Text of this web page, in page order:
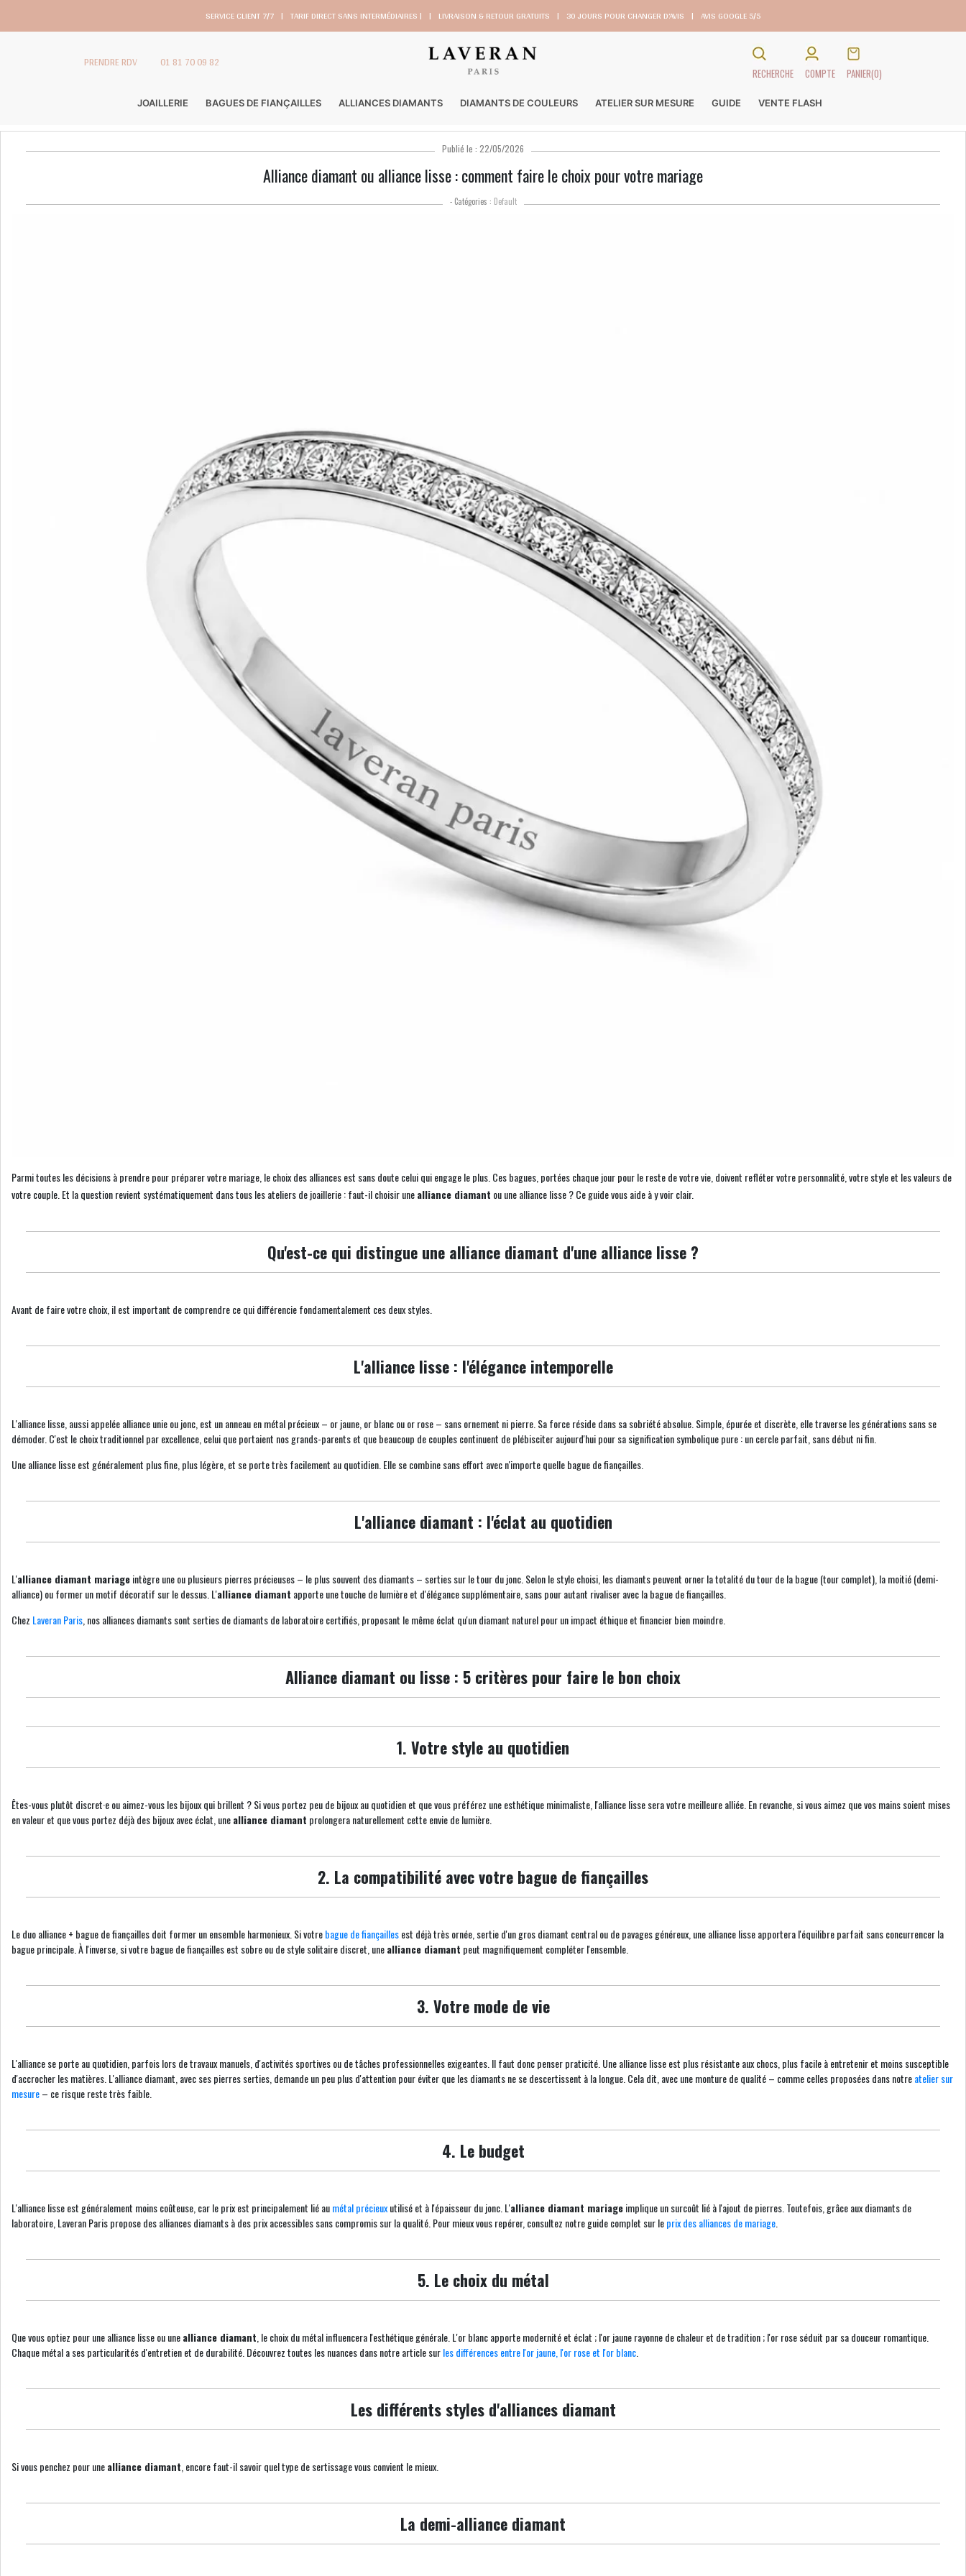
SERVICE CLIENT 7/7 | TARIF DIRECT SANS INTERMÉDIAIRES | | LIVRAISON & RETOUR GRATUITS | 30 JOURS POUR CHANGER D’AVIS | AVIS GOOGLE 5/5
PRENDRE RDV 01 81 70 09 82
RECHERCHE COMPTE PANIER(0)
JOAILLERIE BAGUES DE FIANÇAILLES ALLIANCES DIAMANTS DIAMANTS DE COULEURS ATELIER SUR MESURE GUIDE VENTE FLASH
Publié le : 22/05/2026
Alliance diamant ou alliance lisse : comment faire le choix pour votre mariage
- Catégories : Default
Parmi toutes les décisions à prendre pour préparer votre mariage, le choix des alliances est sans doute celui qui engage le plus. Ces bagues, portées chaque jour pour le reste de votre vie, doivent refléter votre personnalité, votre style et les valeurs de
votre couple. Et la question revient systématiquement dans tous les ateliers de joaillerie : faut-il choisir unealliance diamant ou une alliance lisse ? Ce guide vous aide à y voir clair.
Qu'est-ce qui distingue une alliance diamant d'une alliance lisse ?
Avant de faire votre choix, il est important de comprendre ce qui différencie fondamentalement ces deux styles.
L'alliance lisse : l'élégance intemporelle
L'alliance lisse, aussi appelée alliance unie ou jonc, est un anneau en métal précieux – or jaune, or blanc ou or rose – sans ornement ni pierre. Sa force réside dans sa sobriété absolue. Simple, épurée et discrète, elle traverse les générations sans se
démoder. C'est le choix traditionnel par excellence, celui que portaient nos grands-parents et que beaucoup de couples continuent de plébisciter aujourd'hui pour sa signification symbolique pure : un cercle parfait, sans début ni fin.
Une alliance lisse est généralement plus fine, plus légère, et se porte très facilement au quotidien. Elle se combine sans effort avec n'importe quelle bague de fiançailles.
L'alliance diamant : l'éclat au quotidien
L'alliance diamant mariageintègre une ou plusieurs pierres précieuses – le plus souvent des diamants – serties sur le tour du jonc. Selon le style choisi, les diamants peuvent orner la totalité du tour de la bague (tour complet), la moitié (demi-
alliance) ou former un motif décoratif sur le dessus. L'alliance diamant apporte une touche de lumière et d'élégance supplémentaire, sans pour autant rivaliser avec la bague de fiançailles.
Chez Laveran Paris , nos alliances diamants sont serties de diamants de laboratoire certifiés, proposant le même éclat qu'un diamant naturel pour un impact éthique et financier bien moindre.
Alliance diamant ou lisse : 5 critères pour faire le bon choix
1. Votre style au quotidien
Êtes-vous plutôt discret·e ou aimez-vous les bijoux qui brillent ? Si vous portez peu de bijoux au quotidien et que vous préférez une esthétique minimaliste, l'alliance lisse sera votre meilleure alliée. En revanche, si vous aimez que vos mains soient mises
en valeur et que vous portez déjà des bijoux avec éclat, unealliance diamant prolongera naturellement cette envie de lumière.
2. La compatibilité avec votre bague de fiançailles
Le duo alliance + bague de fiançailles doit former un ensemble harmonieux. Si votrebague de fiançaillesest déjà très ornée, sertie d'un gros diamant central ou de pavages généreux, une alliance lisse apportera l'équilibre parfait sans concurrencer la
bague principale. À l'inverse, si votre bague de fiançailles est sobre ou de style solitaire discret, unealliance diamant peut magnifiquement compléter l'ensemble.
3. Votre mode de vie
L'alliance se porte au quotidien, parfois lors de travaux manuels, d'activités sportives ou de tâches professionnelles exigeantes. Il faut donc penser praticité. Une alliance lisse est plus résistante aux chocs, plus facile à entretenir et moins susceptible
d'accrocher les matières. L'alliance diamant, avec ses pierres serties, demande un peu plus d'attention pour éviter que les diamants ne se descertissent à la longue. Cela dit, avec une monture de qualité – comme celles proposées dans notreatelier sur
mesure– ce risque reste très faible.
4. Le budget
L'alliance lisse est généralement moins coûteuse, car le prix est principalement lié aumétal précieuxutilisé et à l'épaisseur du jonc. L'alliance diamant mariageimplique un surcoût lié à l'ajout de pierres. Toutefois, grâce aux diamants de
laboratoire, Laveran Paris propose des alliances diamants à des prix accessibles sans compromis sur la qualité. Pour mieux vous repérer, consultez notre guide complet sur leprix des alliances de mariage
5. Le choix du métal
Que vous optiez pour une alliance lisse ou unealliance diamant , le choix du métal influencera l'esthétique générale. L'or blanc apporte modernité et éclat ; l'or jaune rayonne de chaleur et de tradition ; l'or rose séduit par sa douceur romantique.
Chaque métal a ses particularités d'entretien et de durabilité. Découvrez toutes les nuances dans notre article surles différences entre l'or jaune, l'or rose et l'or blanc
Les différents styles d'alliances diamant
Si vous penchez pour unealliance diamant , encore faut-il savoir quel type de sertissage vous convient le mieux.
La demi-alliance diamant